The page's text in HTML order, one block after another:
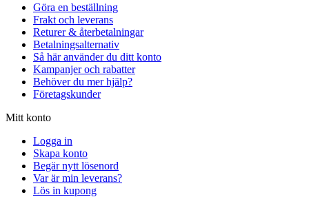
Göra en beställning
Frakt och leverans
Returer & återbetalningar
Betalningsalternativ
Så här använder du ditt konto
Kampanjer och rabatter
Behöver du mer hjälp?
Företagskunder
Mitt konto
Logga in
Skapa konto
Begär nytt lösenord
Var är min leverans?
Lös in kupong